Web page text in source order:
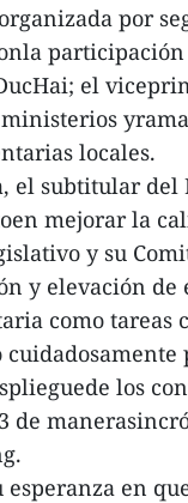
por
el
locales.
subtitular del
mejorar la
y su
y elevación de
como tareas
los
de
en